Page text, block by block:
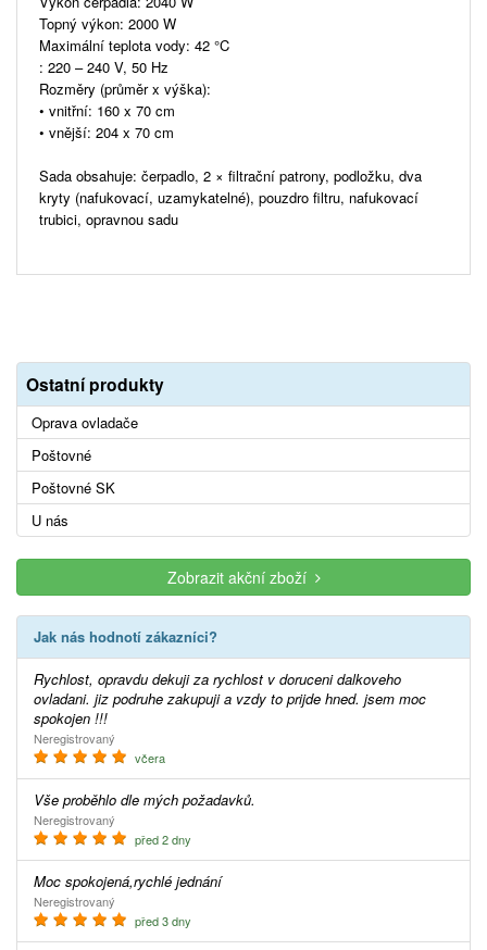
Topný výkon: 2000 W
Maximální teplota vody: 42 °C
: 220 – 240 V, 50 Hz
Rozměry (průměr x výška):
• vnitřní: 160 x 70 cm
• vnější: 204 x 70 cm
Sada obsahuje: čerpadlo, 2 × filtrační patrony, podložku, dva
kryty (nafukovací, uzamykatelné), pouzdro filtru, nafukovací
trubici, opravnou sadu
Ostatní produkty
Oprava ovladače
Poštovné
Poštovné SK
U nás
Zobrazit akční zboží
Jak nás hodnotí zákazníci?
Rychlost, opravdu dekuji za rychlost v doruceni dalkoveho
ovladani. jiz podruhe zakupuji a vzdy to prijde hned. jsem moc
spokojen !!!
Neregistrovaný
včera
Vše proběhlo dle mých požadavků.
Neregistrovaný
před 2 dny
Moc spokojená,rychlé jednání
Neregistrovaný
před 3 dny